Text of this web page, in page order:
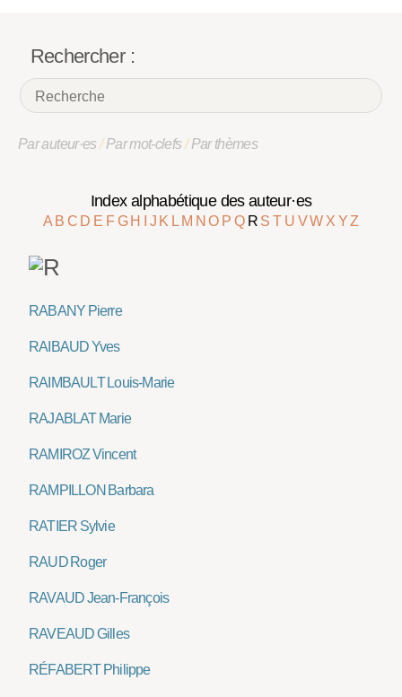
Rechercher :
Par auteur·es/Par mot-clefs/Par thèmes
Index alphabétique des auteur·es
A B C D E F G H J K L M NO P Q R ST U VW X YZ
RABANY Pierre
RAIBAUD Yves
RAIMBAULT Louis-Marie
RAJABLAT Marie
RAMIROZ Vincent
RAMPILLON Barbara
RATIER Sylvie
RAUD Roger
RAVAUD Jean-François
RAVEAUD Gilles
RÉFABERT Philippe